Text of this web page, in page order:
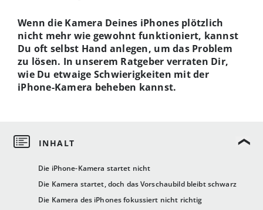
Die iPhone-Kamera startet nicht
Die Kamera startet, doch das Vorschaubild bleibt schwarz
Die Kamera des iPhones fokussiert nicht richtig
Wenn die Kamera Deines iPhones plötzlich
nicht mehr wie gewohnt funktioniert, kannst
Du oft selbst Hand anlegen, um das Problem
zu lösen. In unserem Ratgeber verraten Dir,
wie Du etwaige Schwierigkeiten mit der
iPhone-Kamera beheben kannst.